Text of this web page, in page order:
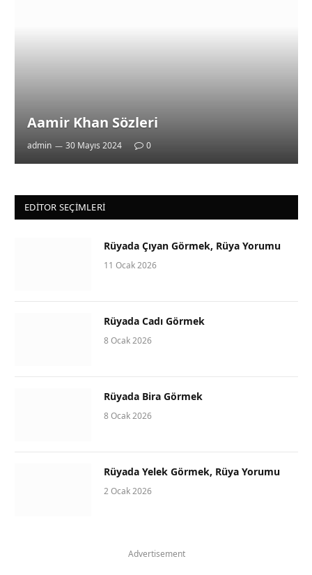
Aamir Khan Sözleri
admin 30 Mayıs 2024 0
EDITOR SEÇIMLERI
Rüyada Çıyan Görmek, Rüya Yorumu
11 Ocak 2026
Rüyada Cadı Görmek
8 Ocak 2026
Rüyada Bira Görmek
8 Ocak 2026
Rüyada Yelek Görmek, Rüya Yorumu
2 Ocak 2026
Advertisement